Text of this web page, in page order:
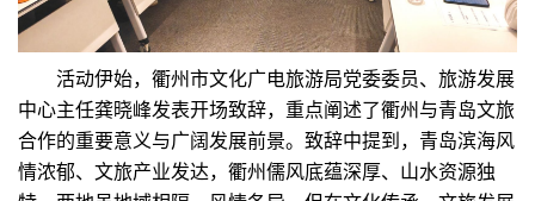
活动伊始，衢州市文化广电旅游局党委委员、旅游发展
中心主任龚晓峰发表开场致辞，重点阐述了衢州与青岛文旅
合作的重要意义与广阔发展前景。致辞中提到，青岛滨海风
情浓郁、文旅产业发达，衢州儒风底蕴深厚、山水资源独